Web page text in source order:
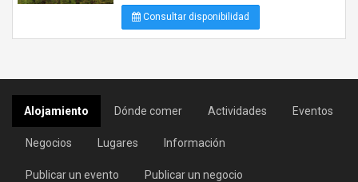
Consultar disponibilidad
Alojamiento Dónde comer Actividades Eventos
Negocios Lugares Información
Publicar un evento Publicar un negocio